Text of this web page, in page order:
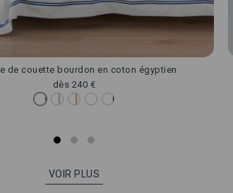
de couette bourdon en coton égyptien
dès 240 €
VOIR PLUS